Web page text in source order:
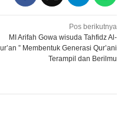
Pos berikutnya
MI Arifah Gowa wisuda Tahfidz Al-
” Membentuk Generasi Qur’ani
Terampil dan Berilmu